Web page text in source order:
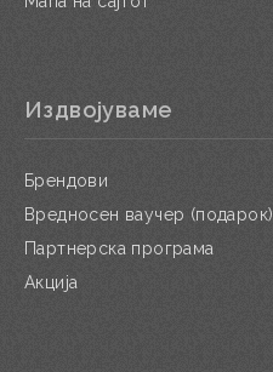
Издвојуваме
Брендови
Вредносен ваучер (подарок)
Партнерска програма
Акција